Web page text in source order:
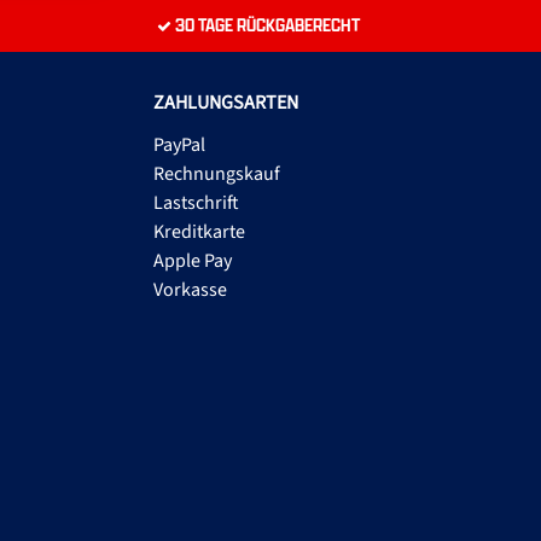
30 TAGE RÜCKGABERECHT
ZAHLUNGSARTEN
PayPal
Rechnungskauf
Lastschrift
Kreditkarte
Apple Pay
Vorkasse